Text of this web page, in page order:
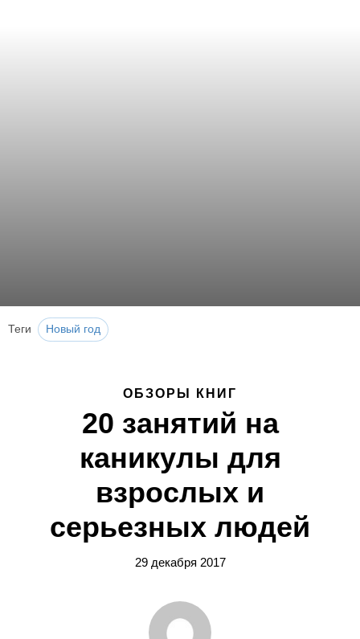
Теги Новый год
ОБЗОРЫ КНИГ
20 занятий на
каникулы для
взрослых и
серьезных людей
29 декабря 2017